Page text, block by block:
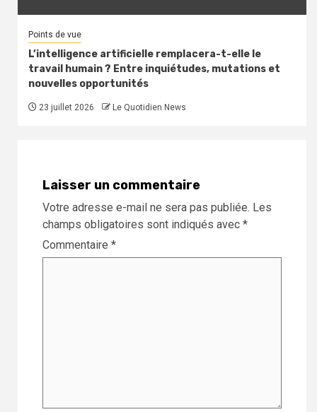
Points de vue
L’intelligence artificielle remplacera-t-elle le
travail humain ? Entre inquiétudes, mutations et
nouvelles opportunités
23 juillet 2026 Le Quotidien News
Laisser un commentaire
Votre adresse e-mail ne sera pas publiée. Les
champs obligatoires sont indiqués avec *
Commentaire *